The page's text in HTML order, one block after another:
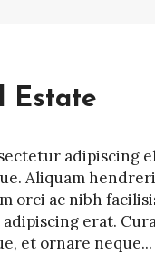
Estate
adipiscing
Aliquam
orci ac nibh
erat.
et ornare neque...